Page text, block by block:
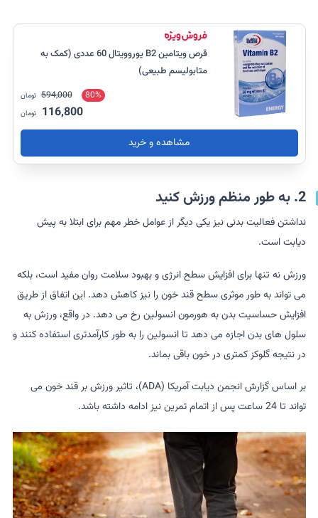
قرص ویتامین B2 یوروویتال 60 عددی (کمک به
متابولیسم طبیعی)
80%
594,000 تومان
116,800 تومان
مشاهده و خرید
2. به طور منظم ورزش کنید
نداشتن فعالیت بدنی نیز یکی دیگر از عوامل خطر مهم برای ابتلا به پیش
دیابت است.
ورزش نه تنها برای افزایش سطح انرژی و بهبود سلامت روان مفید است، بلکه
می تواند به طور موثری سطح قند خون را نیز کاهش دهد. این اتفاق از طریق
افزایش حساسیت بدن به هورمون انسولین رخ می دهد. در واقع، ورزش به
سلول های بدن اجازه می دهد تا انسولین را به طور کارآمدتری استفاده کنند و
در نتیجه گلوکز کمتری در خون باقی بماند.
بر اساس گزارش انجمن دیابت آمریکا (ADA)، تاثیر ورزش بر قند خون می
تواند تا 24 ساعت پس از اتمام تمرین نیز ادامه داشته باشد.